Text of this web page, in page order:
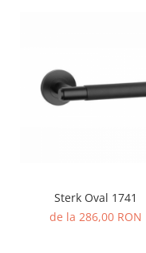
Sterk Oval 1741
de la 286,00 RON